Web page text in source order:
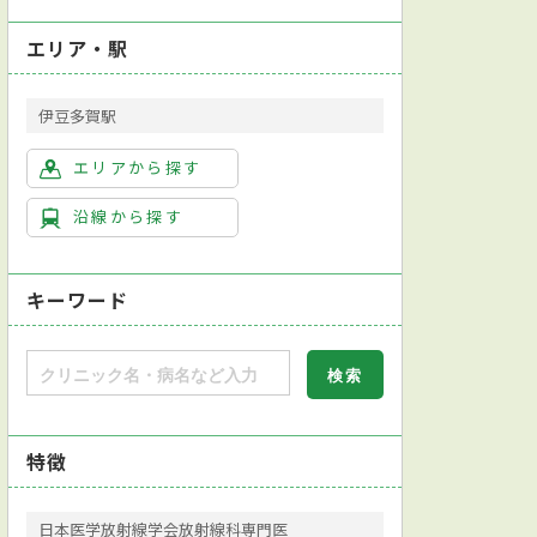
エリア・駅
伊豆多賀駅
エリアから探す
沿線から探す
キーワード
特徴
日本医学放射線学会放射線科専門医